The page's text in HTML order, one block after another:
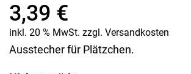
3,39 €
inkl. 20 % MwSt. zzgl. Versandkosten
Ausstecher für Plätzchen.